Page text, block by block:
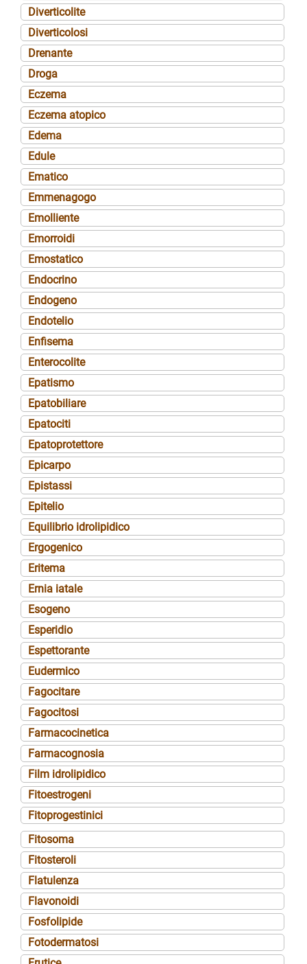
Diverticolite
Diverticolosi
Drenante
Droga
Eczema
Eczema atopico
Edema
Edule
Ematico
Emmenagogo
Emolliente
Emorroidi
Emostatico
Endocrino
Endogeno
Endotelio
Enfisema
Enterocolite
Epatismo
Epatobiliare
Epatociti
Epatoprotettore
Epicarpo
Epistassi
Epitelio
Equilibrio idrolipidico
Ergogenico
Eritema
Ernia iatale
Esogeno
Esperidio
Espettorante
Eudermico
Fagocitare
Fagocitosi
Farmacocinetica
Farmacognosia
Film idrolipidico
Fitoestrogeni
Fitoprogestinici
Fitosoma
Fitosteroli
Flatulenza
Flavonoidi
Fosfolipide
Fotodermatosi